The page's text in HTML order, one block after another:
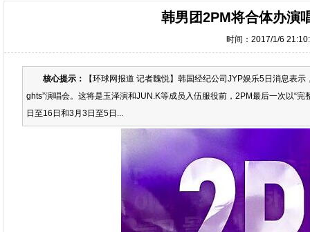
韩男团2PM将合体办演
时间：2017/1/6
核心提示：
【环球网报道 记者魏悦】韩国经纪公司JYP娱乐5日消息表
ghts”演唱会。这将是玉泽演和JUN.K等成员入伍服役前，2PM最后一次以
日至16日和3月3日至5日...